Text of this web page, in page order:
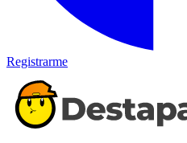
Registrarme